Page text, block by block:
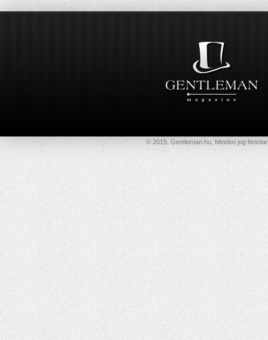
© 2015. Gentleman.hu, Minden jog